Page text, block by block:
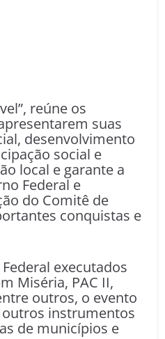
reúne os
suas
desenvolvimento
social e
local e garante a
Federal e
do Comitê de
conquistas e
executados
Miséria, PAC II,
outros, o evento
outros instrumentos
de municípios e